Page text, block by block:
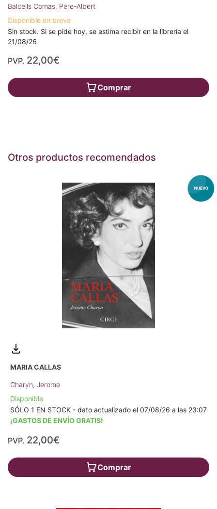
Balcells Comas, Pere-Albert
Disponible en breve
Sin stock. Si se pide hoy, se estima recibir en la librería el
21/08/26
PVP. 22,00€
Comprar
Otros productos recomendados
MARIA CALLAS
Charyn, Jerome
Disponible
SÓLO 1 EN STOCK - dato actualizado el 07/08/26 a las 23:07
¡GASTOS DE ENVÍO GRATIS!
PVP. 22,00€
Comprar